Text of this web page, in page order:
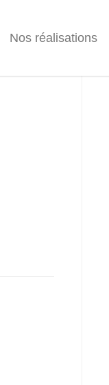
Nos réalisations